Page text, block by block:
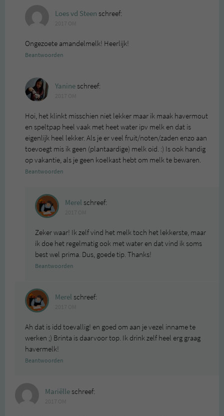
Loes vd Steen schreef:
Ongezoete amandelmelk! Heerlijk!
Beantwoorden
Yanineschreef:
Hoi, het klinkt misschien niet lekker maar ik maak havermout
en speltpap heel vaak met heet water ipv melk en dat is
eigenlijk heel lekker. Als je er veel fruit/noten/zaden enzo aan
toevoegt mis ik geen (plantaardige) melk oid. :) Is ook handig
op vakantie, als je geen koelkast hebt om melk te bewaren.
Beantwoorden
Merel schreef:
Zeker waar! Ik zelf vind het melk toch het lekkerste, maar
ik doe het regelmatig ook met water en dat vind ik soms
best wel prima. Dus, goede tip. Thanks!
Beantwoorden
Merel schreef:
Ah dat is idd toevallig! en goed om aan je vezel inname te
werken ;) Brinta is daarvoor top. Ik drink zelf heel erg graag
havermelk!
Beantwoorden
Mariëlleschreef: